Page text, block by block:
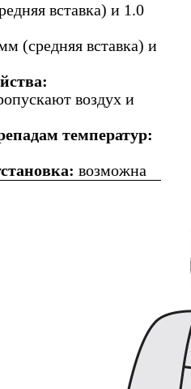
вставка) и 1.0
(средняя вставка) и
воздух и
температур:
возможна